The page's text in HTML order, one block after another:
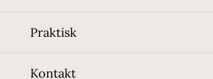
Praktisk
Kontakt